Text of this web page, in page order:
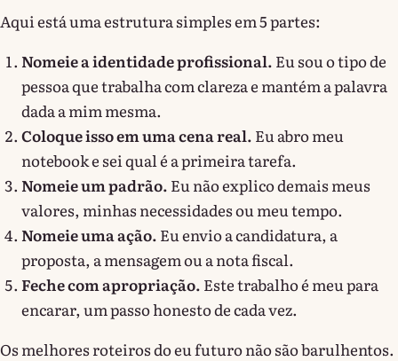
Aqui está uma estrutura simples em 5 partes:
Nomeie a identidade profissional. Eu sou o tipo de
pessoa que trabalha com clareza e mantém a palavra
dada a mim mesma.
Coloque isso em uma cena real. Eu abro meu
notebook e sei qual é a primeira tarefa.
Nomeie um padrão. Eu não explico demais meus
valores, minhas necessidades ou meu tempo.
Nomeie uma ação. Eu envio a candidatura, a
proposta, a mensagem ou a nota fiscal.
Feche com apropriação. Este trabalho é meu para
encarar, um passo honesto de cada vez.
Os melhores roteiros do eu futuro não são barulhentos.